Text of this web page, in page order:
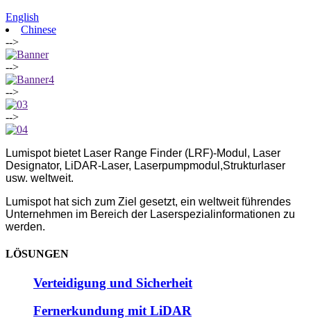
English
Chinese
-->
-->
-->
-->
Lumispot bietet Laser Range Finder (LRF)-Modul, Laser
Designator, LiDAR-Laser, Laserpumpmodul,Strukturlaser
usw. weltweit.
Lumispot hat sich zum Ziel gesetzt, ein weltweit führendes
Unternehmen im Bereich der Laserspezialinformationen zu
werden.
LÖSUNGEN
Verteidigung und Sicherheit
Fernerkundung mit LiDAR